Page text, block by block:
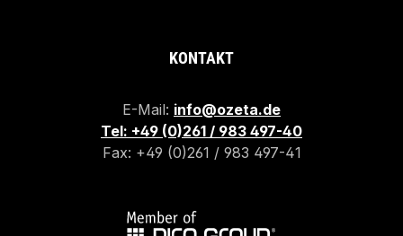
KONTAKT
E-Mail: info@ozeta.de
Tel: +49 (0)261 / 983 497-40
Fax: +49 (0)261 / 983 497-41